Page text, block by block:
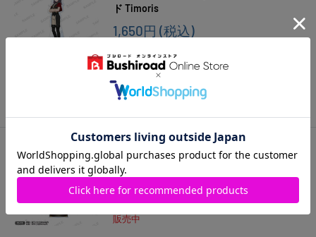
ド Timoris
販
価
格
1,650円 (税込)
販売中
カートに追加
BanG Dream! Ave Mujica アクリルスタン
ド Mortis
販
売
価
格
1,650円(税込)
販売中